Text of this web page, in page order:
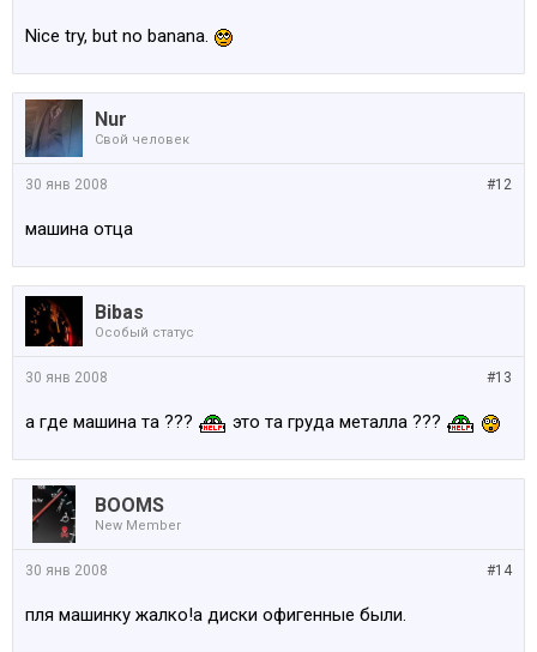
Nice try, but no banana.
Nur
Свой человек
#12
30 янв 2008
машина отца
Bibas
Особый статус
#13
30 янв 2008
а где машина та ??? это та груда металла ???
BOOMS
New Member
#14
30 янв 2008
пля машинку жалко!а диски офигенные были.